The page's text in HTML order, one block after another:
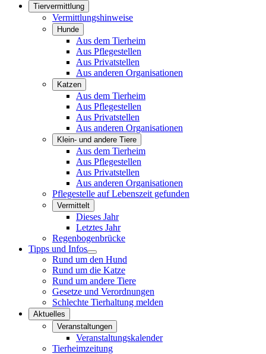
Tiervermittlung
Vermittlungshinweise
Hunde
Aus dem Tierheim
Aus Pflegestellen
Aus Privatstellen
Aus anderen Organisationen
Katzen
Aus dem Tierheim
Aus Pflegestellen
Aus Privatstellen
Aus anderen Organisationen
Klein- und andere Tiere
Aus dem Tierheim
Aus Pflegestellen
Aus Privatstellen
Aus anderen Organisationen
Pflegestelle auf Lebenszeit gefunden
Vermittelt
Dieses Jahr
Letztes Jahr
Regenbogenbrücke
Tipps und Infos
Rund um den Hund
Rund um die Katze
Rund um andere Tiere
Gesetze und Verordnungen
Schlechte Tierhaltung melden
Aktuelles
Veranstaltungen
Veranstaltungskalender
Tierheimzeitung